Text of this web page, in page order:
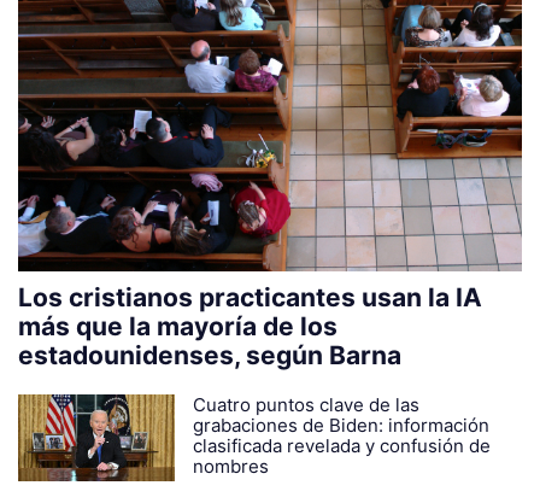
Los cristianos practicantes usan la IA
más que la mayoría de los
estadounidenses, según Barna
Cuatro puntos clave de las
grabaciones de Biden: información
clasificada revelada y confusión de
nombres